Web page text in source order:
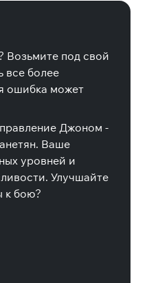
Возьмите под свой
все более
ошибка может
Джоном -
Ваше
уровней и
Улучшайте
к бою?